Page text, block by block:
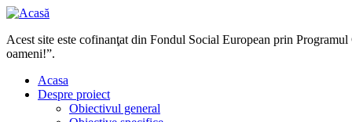
Acest site este cofinanţat din Fondul Social European prin
oameni!”.
Acasa
Despre proiect
Obiectivul general